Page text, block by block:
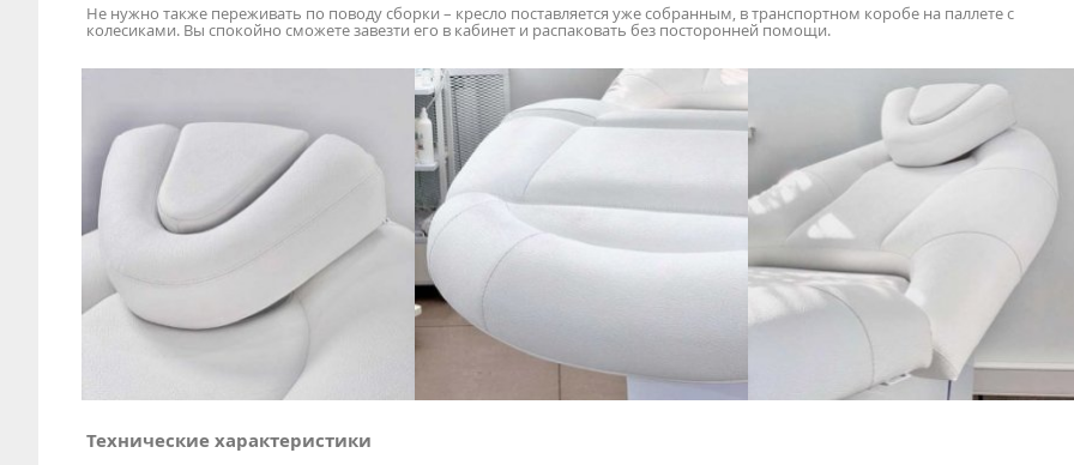
Не нужно также переживать по поводу сборки – кресло поставляется уже собранным, в транспортном коробе на паллете с
колесиками. Вы спокойно сможете завезти его в кабинет и распаковать без посторонней помощи.
Технические характеристики